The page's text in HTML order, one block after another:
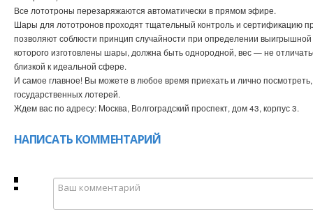
Все лототроны перезаряжаются автоматически в прямом эфире.
Шары для лототронов проходят тщательный контроль и сертификацию
позволяют соблюсти принцип случайности при определении
которого изготовлены шары, должна быть однородной, вес — не
близкой к идеальной сфере.
И самое главное! Вы можете в любое время приехать и лично
государственных лотерей.
Ждем вас по адресу: Москва, Волгоградский проспект, дом 43, корпус 3.
НАПИСАТЬ КОММЕНТАРИЙ